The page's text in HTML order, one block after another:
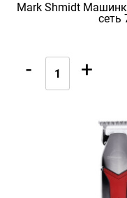
Mark Shmidt
сеть
- +